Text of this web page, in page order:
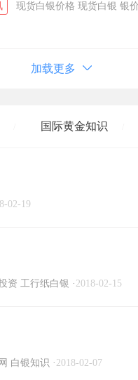
现货白银价格 现货白银 银
加载更多
国际黄金知识
02-19
资 工行纸白银 · 2018-02-15
白银知识 · 2018-02-07